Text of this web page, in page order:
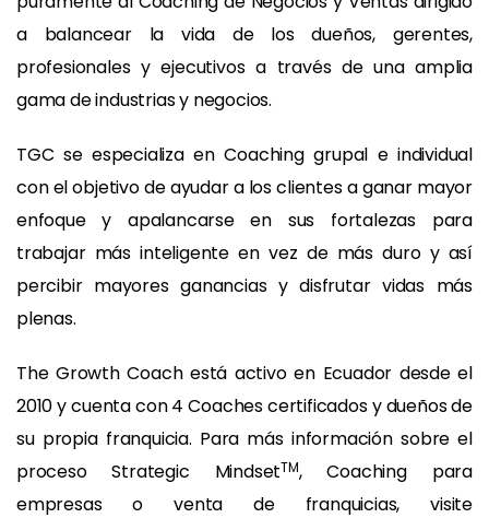
a balancear la vida de los dueños, gerentes,
profesionales y ejecutivos a través de una amplia
gama de industrias y negocios.
TGC se especializa en Coaching grupal e individual
con el objetivo de ayudar a los clientes a ganar mayor
enfoque y apalancarse en sus fortalezas para
trabajar más inteligente en vez de más duro y así
percibir mayores ganancias y disfrutar vidas más
plenas.
The Growth Coach está activo en Ecuador desde el
2010 y cuenta con 4 Coaches certificados y dueños de
su propia franquicia. Para más información sobre el
proceso Strategic MindsetTM, Coaching para
empresas o venta de franquicias, visite